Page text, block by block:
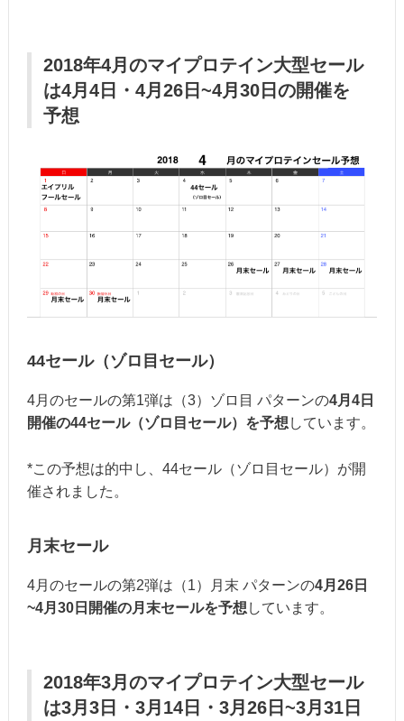
2018年4月のマイプロテイン大型セール
は4月4日・4月26日~4月30日の開催を
予想
44セール（ゾロ目セール）
4月のセールの第1弾は（3）ゾロ目 パターンの4月4日
開催の44セール（ゾロ目セール）を予想 しています。
*この予想は的中し、44セール（ゾロ目セール）が開
催されました。
月末セール
4月のセールの第2弾は（1）月末 パターンの4月26日
~4月30日開催の月末セールを予想 しています。
2018年3月のマイプロテイン大型セール
は3月3日・3月14日・3月26日~3月31日